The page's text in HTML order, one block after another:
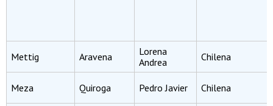
Mettig Aravena
Lorena
Andrea
Chilena
Meza Quiroga Pedro Javier Chilena